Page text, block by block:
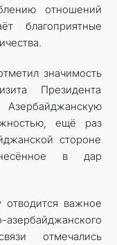
отношений
благоприятные
значимость
Президента
ещё раз
стороне
в дар
отводится важное
отмечались